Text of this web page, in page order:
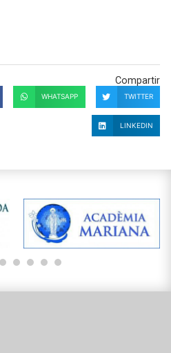
Compartir
WHATSAPP TWITTER
LINKEDIN